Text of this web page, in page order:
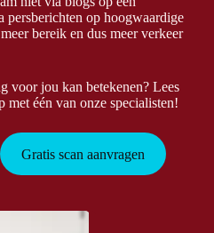
op hoogwaardige
bereik en dus meer verkeer
voor jou kan betekenen? Lees
met één van onze specialisten!
Gratis scan aanvragen